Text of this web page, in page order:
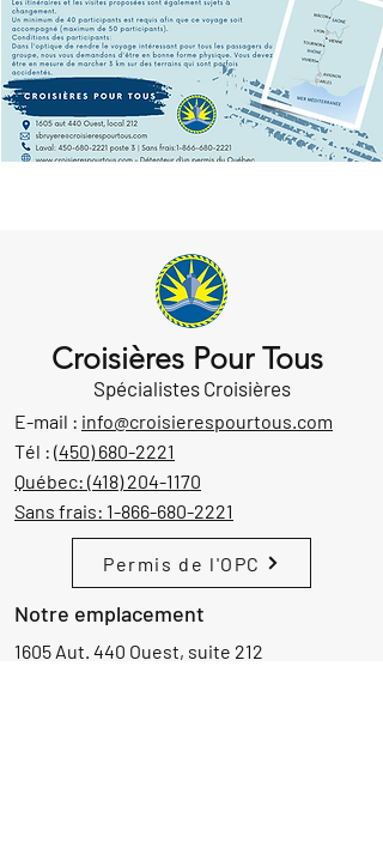
Croisières Pour Tous
Spécialistes Croisières
E-mail : info@croisierespourtous.com
Tél : (450) 680-2221
Québec: (418) 204-1170
Sans frais: 1-866-680-2221
Permis de l'OPC
Notre emplacement
1605 Aut. 440 Ouest, suite 212